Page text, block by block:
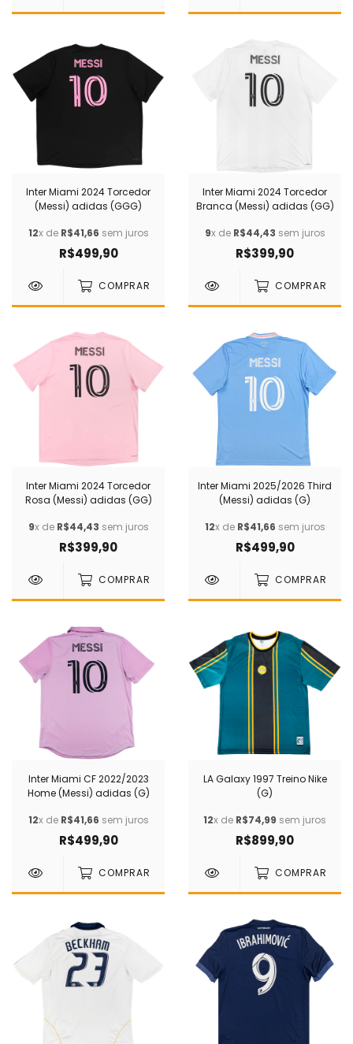
Inter Miami 2024 Torcedor
(Messi) adidas (GGG)
12x de R$41,66 sem juros
R$499,90
COMPRAR
Inter Miami 2024 Torcedor
Branca (Messi) adidas (GG)
9x de R$44,43 sem juros
R$399,90
COMPRAR
Inter Miami 2024 Torcedor
Rosa (Messi) adidas (GG)
9x de R$44,43 sem juros
R$399,90
COMPRAR
Inter Miami 2025/2026 Third
(Messi) adidas (G)
12x de R$41,66 sem juros
R$499,90
COMPRAR
Inter Miami CF 2022/2023
Home (Messi) adidas (G)
12x de R$41,66 sem juros
R$499,90
COMPRAR
LA Galaxy 1997 Treino Nike
(G)
12x de R$74,99 sem juros
R$899,90
COMPRAR